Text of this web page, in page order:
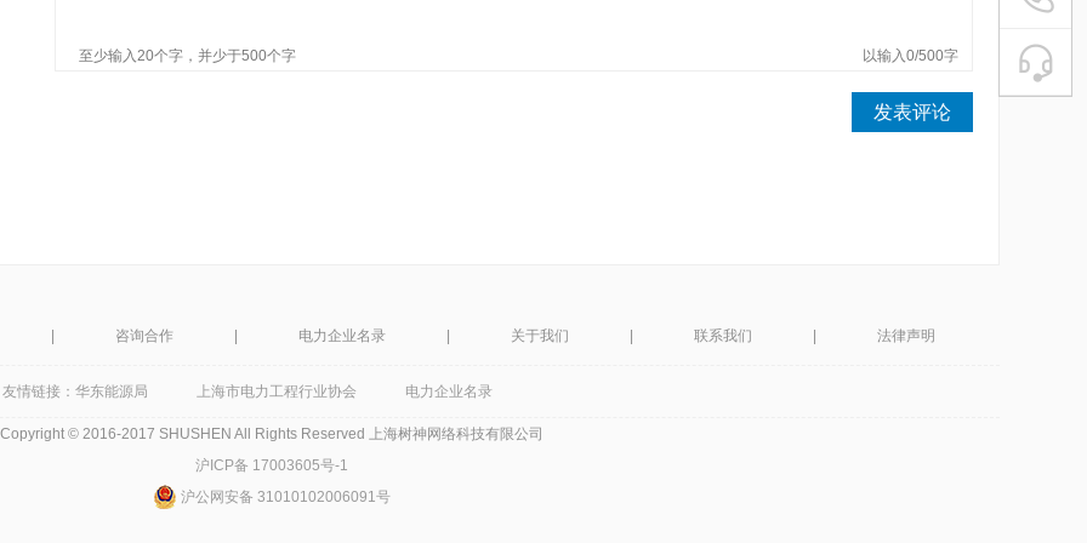
至少输入20个字，并少于500个字 以输入0/500字
发表评论
咨询合作 电力企业名录 关于我们 联系我们 法律声明
友情链接： 华东能源局 上海市电力工程行业协会 电力企业名录
Copyright © 2016-2017 SHUSHEN All Rights Reserved 上海树神网络科技有限公司
沪ICP备 17003605号-1
沪公网安备 31010102006091号
魔电平台
微信扫描